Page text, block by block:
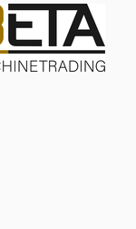
44 mm
I Ds Eorf
65 mm
Sek. (bei einer